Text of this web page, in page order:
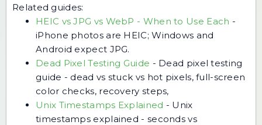
Related guides:
HEIC vs JPG vs WebP - When to Use Each -
iPhone photos are HEIC; Windows and
Android expect JPG.
Dead Pixel Testing Guide - Dead pixel testing
guide - dead vs stuck vs hot pixels, full-screen
color checks, recovery steps,
Unix Timestamps Explained - Unix
timestamps explained - seconds vs